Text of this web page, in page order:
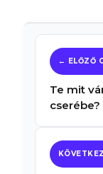
Te mit
cserébe?